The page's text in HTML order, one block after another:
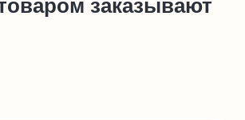
заказывают